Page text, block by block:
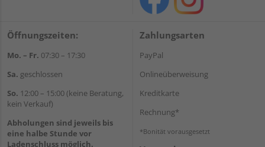
Öffnungszeiten:
Mo. – Fr. 07:30 – 17:30
Sa. geschlossen
So. 12:00 – 15:00 (keine Beratung,
kein Verkauf)
Abholungen sind jeweils bis
eine halbe Stunde vor
Ladenschluss möglich.
Zahlungsarten
PayPal
Onlineüberweisung
Kreditkarte
Rechnung*
*Bonität vorausgesetzt